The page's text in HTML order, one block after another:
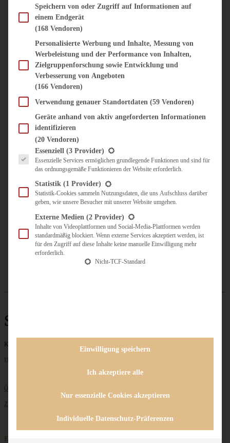
SUPPENKASPEREIEN
VORSPEISEN
SÜSS & HERZHAFT
BROTAUFSTRICH
DIPS, SAUCEN, CHUTNEYS
KÜCHENGESCHENKE
UNTERWEGS
KULINARISCH UNTERWEGS
ÜBER MICH
ZUSAMMENARBEIT
Schokobrötchen
Keine Beiträge gefunden
Unternehmen
ÜBER MICH
ZUSAMMENARBEIT
Entdecken
Im Folgenden finden Sie eine Liste der Zwecke des IAB Transparency and Consent
Speichern von oder Zugriff auf Informationen auf
einem Endgerät
(168 Vendoren)
Personalisierte Werbung und Inhalte, Messung von
Werbeleistung und der Performance von Inhalten,
Zielgruppenforschung sowie Entwicklung und
Verbesserung von Angeboten
(166 Vendoren)
Verwendung genauer Standortdaten (59 Vendoren)
Geräte anhand von aktiv angeforderten Informationen
identifizieren
(20 Vendoren)
Es folgt eine Liste der Service-Gruppen, für die eine Einwilligung erteilt werden
Essenziell (3 Provider)
Essenzielle Services ermöglichen grundlegende Funktionen und sind für
das ordnungsgemäße Funktionieren der Website erforderlich.
Statistik (1 Provider)
Statistik-Cookies sammeln Nutzungsdaten, die uns Aufschluss darüber
geben, wie unsere Besucher mit unserer Website umgehen.
Externe Medien (2 Provider)
Inhalte von Videoplattformen und Social-Media-Plattformen werden
standardmäßig blockiert. Wenn externe Services akzeptiert werden, ist
für den Zugriff auf diese Inhalte keine manuelle Einwilligung mehr
erforderlich.
Nicht-TCF-Standard
Einwilligung speichern
Ich akzeptiere alle
Nur essenzielle Cookies akzeptieren
Individuelle Datenschutz-Präferenzen